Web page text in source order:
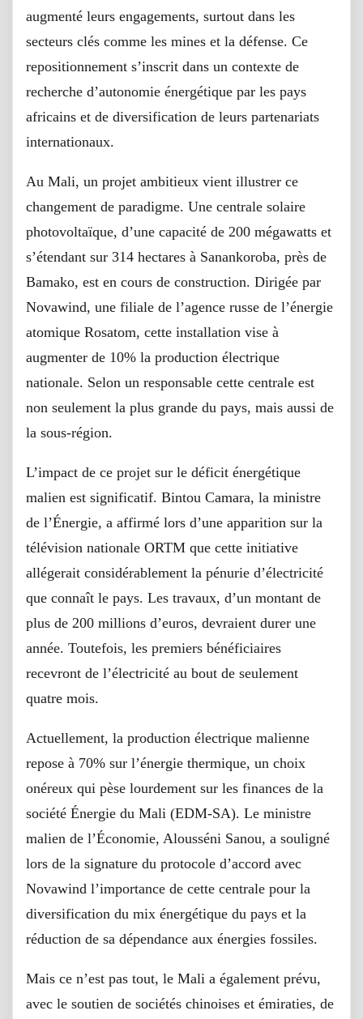
augmenté leurs engagements, surtout dans les
secteurs clés comme les mines et la défense. Ce
repositionnement s’inscrit dans un contexte de
recherche d’autonomie énergétique par les pays
africains et de diversification de leurs partenariats
internationaux.
Au Mali, un projet ambitieux vient illustrer ce
changement de paradigme. Une centrale solaire
photovoltaïque, d’une capacité de 200 mégawatts et
s’étendant sur 314 hectares à Sanankoroba, près de
Bamako, est en cours de construction. Dirigée par
Novawind, une filiale de l’agence russe de l’énergie
atomique Rosatom, cette installation vise à
augmenter de 10% la production électrique
nationale. Selon un responsable cette centrale est
non seulement la plus grande du pays, mais aussi de
la sous-région.
L’impact de ce projet sur le déficit énergétique
malien est significatif. Bintou Camara, la ministre
de l’Énergie, a affirmé lors d’une apparition sur la
télévision nationale ORTM que cette initiative
allégerait considérablement la pénurie d’électricité
que connaît le pays. Les travaux, d’un montant de
plus de 200 millions d’euros, devraient durer une
année. Toutefois, les premiers bénéficiaires
recevront de l’électricité au bout de seulement
quatre mois.
Actuellement, la production électrique malienne
repose à 70% sur l’énergie thermique, un choix
onéreux qui pèse lourdement sur les finances de la
société Énergie du Mali (EDM-SA). Le ministre
malien de l’Économie, Alousséni Sanou, a souligné
lors de la signature du protocole d’accord avec
Novawind l’importance de cette centrale pour la
diversification du mix énergétique du pays et la
réduction de sa dépendance aux énergies fossiles.
Mais ce n’est pas tout, le Mali a également prévu,
avec le soutien de sociétés chinoises et émiraties, de